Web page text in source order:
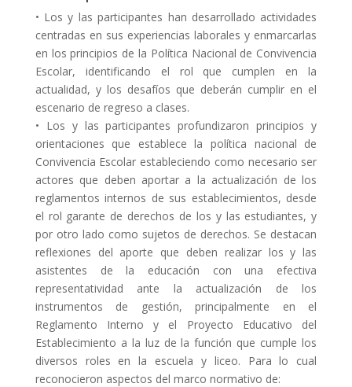
• Los y las participantes han desarrollado actividades
centradas en sus experiencias laborales y enmarcarlas
en los principios de la Política Nacional de Convivencia
Escolar, identificando el rol que cumplen en la
actualidad, y los desafíos que deberán cumplir en el
escenario de regreso a clases.
• Los y las participantes profundizaron principios y
orientaciones que establece la política nacional de
Convivencia Escolar estableciendo como necesario ser
actores que deben aportar a la actualización de los
reglamentos internos de sus establecimientos, desde
el rol garante de derechos de los y las estudiantes, y
por otro lado como sujetos de derechos. Se destacan
reflexiones del aporte que deben realizar los y las
asistentes de la educación con una efectiva
representatividad ante la actualización de los
instrumentos de gestión, principalmente en el
Reglamento Interno y el Proyecto Educativo del
Establecimiento a la luz de la función que cumple los
diversos roles en la escuela y liceo. Para lo cual
reconocieron aspectos del marco normativo de: